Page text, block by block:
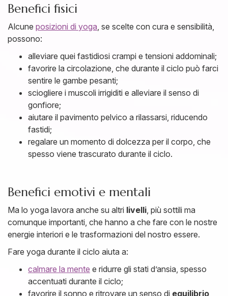
Benefici fisici
Alcune posizioni di yoga, se scelte con cura e sensibilità,
possono:
alleviare quei fastidiosi crampi e tensioni addominali;
favorire la circolazione, che durante il ciclo può farci
sentire le gambe pesanti;
sciogliere i muscoli irrigiditi e alleviare il senso di
gonfiore;
aiutare il pavimento pelvico a rilassarsi, riducendo
fastidi;
regalare un momento di dolcezza per il corpo, che
spesso viene trascurato durante il ciclo.
Benefici emotivi e mentali
Ma lo yoga lavora anche su altri livelli, più sottili ma
comunque importanti, che hanno a che fare con le nostre
energie interiori e le trasformazioni del nostro essere.
Fare yoga durante il ciclo aiuta a:
calmare la mente e ridurre gli stati d’ansia, spesso
accentuati durante il ciclo;
favorire il sonno e ritrovare un senso di equilibrio